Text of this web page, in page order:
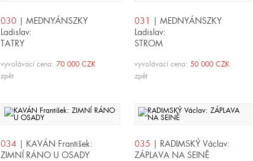
030 | MEDNYÁNSZKY
Ladislav:
TATRY
vyvolávací cena: 70 000 CZK
zpět
031 | MEDNYÁNSZKY
Ladislav:
STROM
vyvolávací cena: 50 000 CZK
zpět
034 | KAVÁN František:
ZIMNÍ RÁNO U OSADY
035 | RADIMSKÝ Václav:
ZÁPLAVA NA SEINĚ